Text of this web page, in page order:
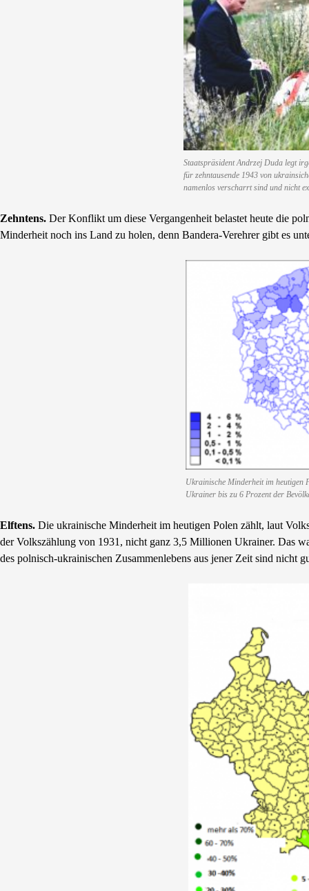
Staatspräsident Andrzej Duda legt
für zehntausende 1943 von
namenlos verscharrt sind und nicht
Zehntens. Der Konflikt um diese Vergangenheit belastet heute die
Minderheit noch ins Land zu holen, denn Bandera-Verehrer gibt es
Ukrainische Minderheit im heutigen
Ukrainer bis zu 6 Prozent der
Elftens. Die ukrainische Minderheit im heutigen Polen zählt, laut
der Volkszählung von 1931, nicht ganz 3,5 Millionen Ukrainer. Das
des polnisch-ukrainischen Zusammenlebens aus jener Zeit sind nicht